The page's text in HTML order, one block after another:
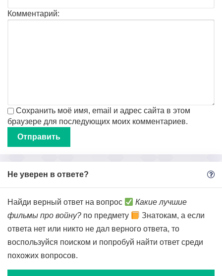
Комментарий:
Сохранить моё имя, email и адрес сайта в этом
браузере для последующих моих комментариев.
Не уверен в ответе?
Найди верный ответ на вопрос
Какие лучшие
фильмы про войну? по предмету
Знатокам, а если
ответа нет или никто не дал верного ответа, то
воспользуйся поиском и попробуй найти ответ среди
похожих вопросов.